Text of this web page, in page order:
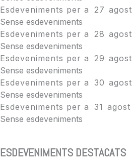
Esdeveniments per a
27 agost
Sense esdeveniments
Esdeveniments per a
28 agost
Sense esdeveniments
Esdeveniments per a
29 agost
Sense esdeveniments
Esdeveniments per a 30 agost
Sense esdeveniments
Esdeveniments per a 31 agost
Sense esdeveniments
ESDEVENIMENTS DESTACATS